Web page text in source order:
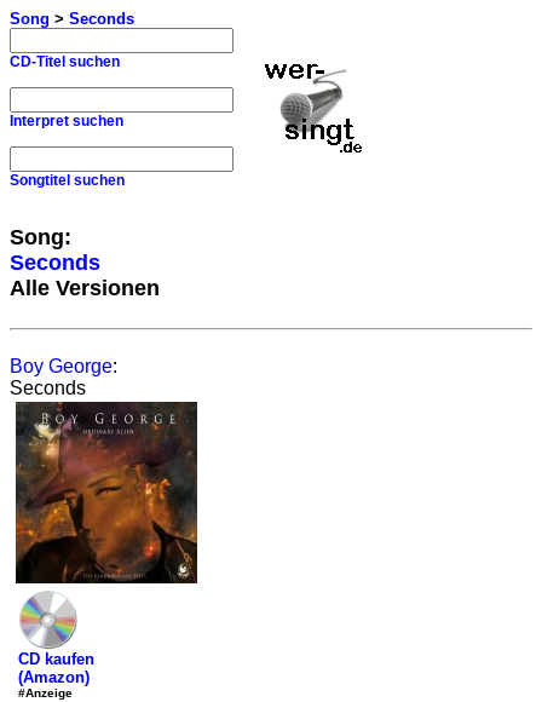
Song > Seconds
CD-Titel suchen
Interpret suchen
Songtitel suchen
Song:
Seconds
Alle Versionen
Boy George:
Seconds
CD kaufen
(Amazon)
#Anzeige